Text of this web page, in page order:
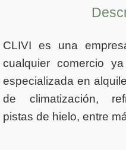
CLIVI es una
cualquier comercio
especializada en
de climatización,
pistas de hielo, entre